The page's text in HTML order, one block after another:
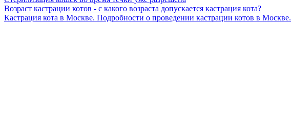
Возраст кастрации котов - с какого возраста допускается кастрация кота?
Кастрация кота в Москве. Подробности о проведении кастрации котов в Москве.